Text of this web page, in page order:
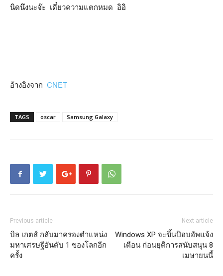
นิดนึงนะจ๊ะ เดี๋ยวความแตกหมด อิอิ
อ้างอิงจาก CNET
TAGS oscar Samsung Galaxy
Previous article
บิล เกตส์ กลับมาครองตำแหน่ง
มหาเศรษฐีอันดับ 1 ของโลกอีก
ครั้ง
Next article
Windows XP จะขึ้นป๊อบอัพแจ้ง
เตือน ก่อนยุติการสนับสนุน 8
เมษายนนี้